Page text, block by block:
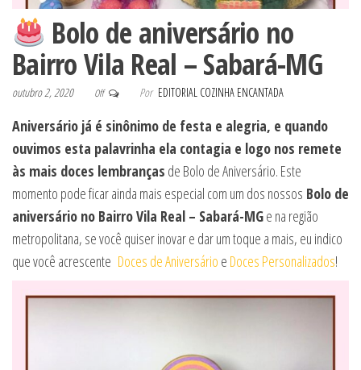
Bolo de aniversário no
Bairro Vila Real – Sabará-MG
outubro 2, 2020 Off Por EDITORIAL COZINHA ENCANTADA
Aniversário já é sinônimo de festa e alegria, e quando
ouvimos esta palavrinha ela contagia e logo nos remete
às mais doces lembranças de Bolo de Aniversário. Este
momento pode ficar ainda mais especial com um dos nossos Bolo de
aniversário no Bairro Vila Real – Sabará-MGe na região
metropolitana, se você quiser inovar e dar um toque a mais, eu indico
que você acrescente Doces de Aniversário e Doces Personalizados!